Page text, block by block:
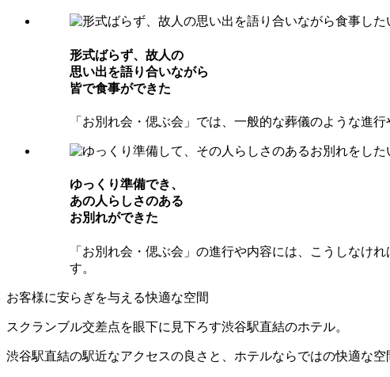
形式ばらず、故⼈の
思い出を語り合いながら
皆で⾷事ができた
「お別れ会・偲ぶ会」では、一般的な葬儀のような進
ゆっくり準備でき、
あの⼈らしさのある
お別れができた
「お別れ会・偲ぶ会」の進行や内容には、こうしなけ
す。
お客様に安らぎを与える快適な空間
スクランブル交差点を眼下に見下ろす渋谷駅直結のホテル。
渋谷駅直結の駅近なアクセスの良さと、ホテルならではの快適な空